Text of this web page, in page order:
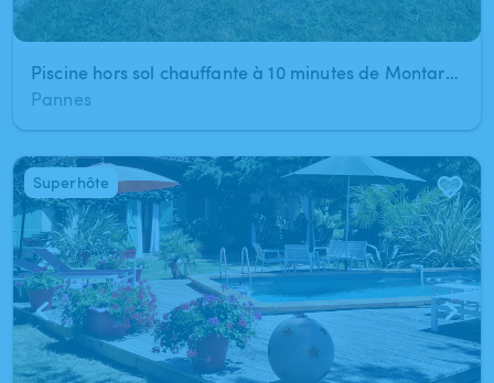
Piscine hors sol chauffante à 10 minutes de Montargis (Pannes)a
Pannes
1/16
Superhôte